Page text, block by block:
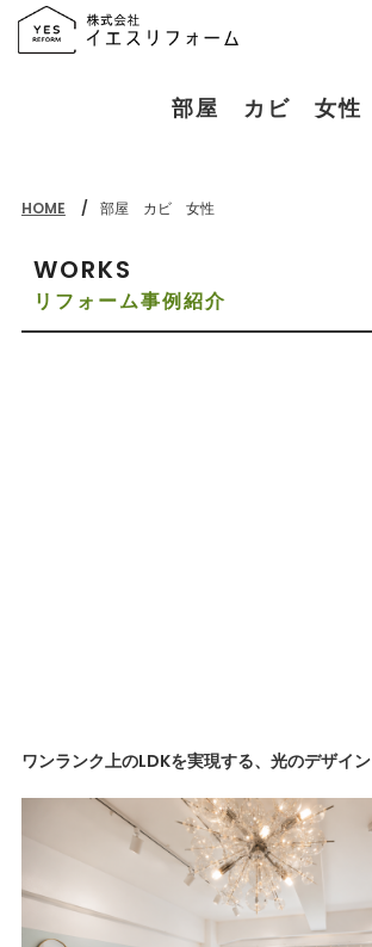
部屋 カビ 女性
HOME 部屋 カビ 女性
WORKS
リフォーム事例紹介
ワンランク上のLDKを実現する、光のデザイン